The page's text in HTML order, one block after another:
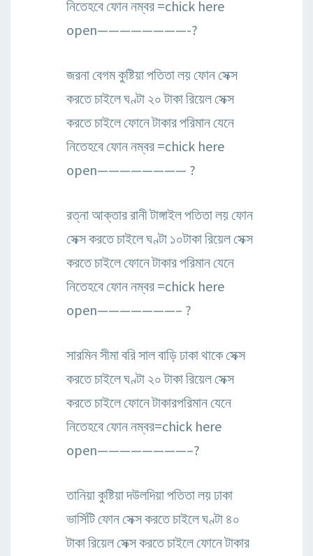
নিতেহবে ফোন নম্বর =chick here
open————————-?
জরনা বেগম কুষ্টিয়া পতিতা লয় ফোন সেক্স
করতে চাইলে ঘণ্টা ২০ টাকা রিয়েল সেক্স
করতে চাইলে ফোনে টাকার পরিমান যেনে
নিতেহবে ফোন নম্বর =chick here
open———————— ?
রত্না আক্তার রানী টাঙ্গাইল পতিতা লয় ফোন
সেক্স করতে চাইলে ঘণ্টা ১০টাকা রিয়েল সেক্স
করতে চাইলে ফোনে টাকার পরিমান যেনে
নিতেহবে ফোন নম্বর =chick here
open———————– ?
সারমিন সীমা বরি সাল বাড়ি ঢাকা থাকে সেক্স
করতে চাইলে ঘণ্টা ২০ টাকা রিয়েল সেক্স
করতে চাইলে ফোনে টাকারপরিমান যেনে
নিতেহবে ফোন নম্বর=chick here
open————————–?
তানিয়া কুষ্টিয়া দউলদিয়া পতিতা লয় ঢাকা
ভার্সিটি ফোন সেক্স করতে চাইলে ঘণ্টা ৪০
টাকা রিয়েল সেক্স করতে চাইলে ফোনে টাকার